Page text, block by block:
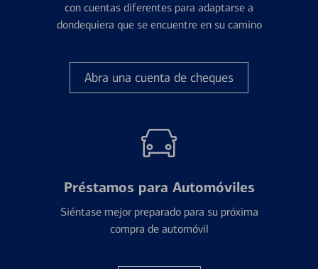
con cuentas diferentes para adaptarse a
dondequiera que se encuentre en su camino
Abra una cuenta de cheques
Préstamos para Automóviles
Siéntase mejor preparado para su próxima
compra de automóvil